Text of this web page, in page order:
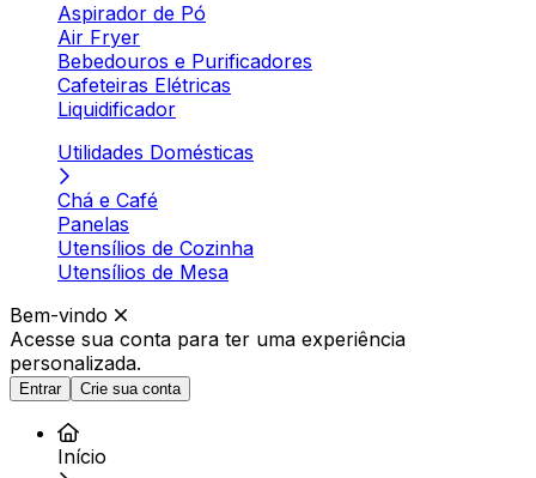
Aspirador de Pó
Air Fryer
Bebedouros e Purificadores
Cafeteiras Elétricas
Liquidificador
Utilidades Domésticas
Chá e Café
Panelas
Utensílios de Cozinha
Utensílios de Mesa
Bem-vindo
Acesse sua conta para ter uma experiência
personalizada.
Entrar Crie sua conta
Início